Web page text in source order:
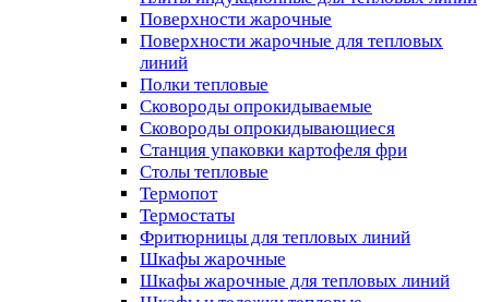
Поверхности жарочные
Поверхности жарочные для тепловых
линий
Полки тепловые
Сковороды опрокидываемые
Сковороды опрокидывающиеся
Станция упаковки картофеля фри
Столы тепловые
Термопот
Термостаты
Фритюрницы для тепловых линий
Шкафы жарочные
Шкафы жарочные для тепловых линий